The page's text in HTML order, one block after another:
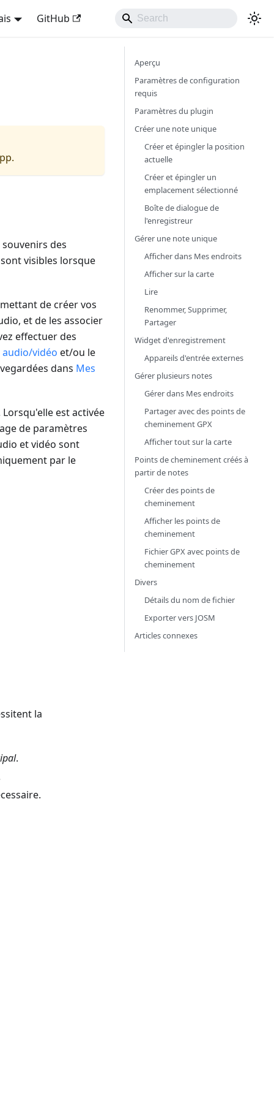
GitHub
des
visibles lorsque
de créer vos
et de les associer
effectuer des
vidéo et/ou le
dans Mes
est activée
de paramètres
et vidéo sont
par le
la
.
Aperçu
Paramètres de configuration
requis
Paramètres du plugin
Créer une note unique
Créer et épingler la position
actuelle
Créer et épingler un
emplacement sélectionné
Boîte de dialogue de
l'enregistreur
Gérer une note unique
Afficher dans Mes endroits
Afficher sur la carte
Lire
Renommer, Supprimer,
Partager
Widget d'enregistrement
Appareils d'entrée externes
Gérer plusieurs notes
Gérer dans Mes endroits
Partager avec des points de
cheminement GPX
Afficher tout sur la carte
Points de cheminement créés à
partir de notes
Créer des points de
cheminement
Afficher les points de
cheminement
Fichier GPX avec points de
cheminement
Divers
Détails du nom de fichier
Exporter vers JOSM
Articles connexes